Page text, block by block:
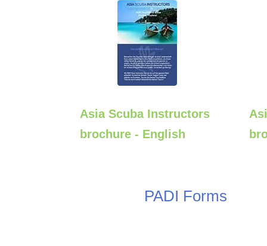
Asia Scuba Instructors
brochure - English
PADI Forms